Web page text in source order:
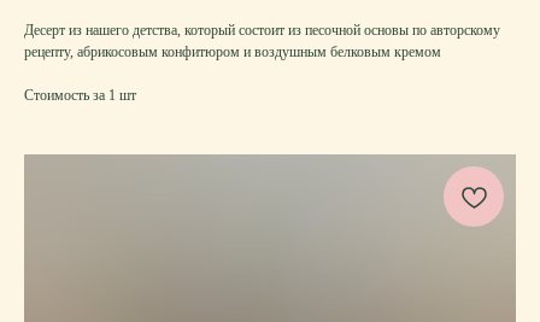
Десерт из нашего детства, который состоит из песочной основы по авторскому
рецепту, абрикосовым конфитюром и воздушным белковым кремом
Стоимость за 1 шт